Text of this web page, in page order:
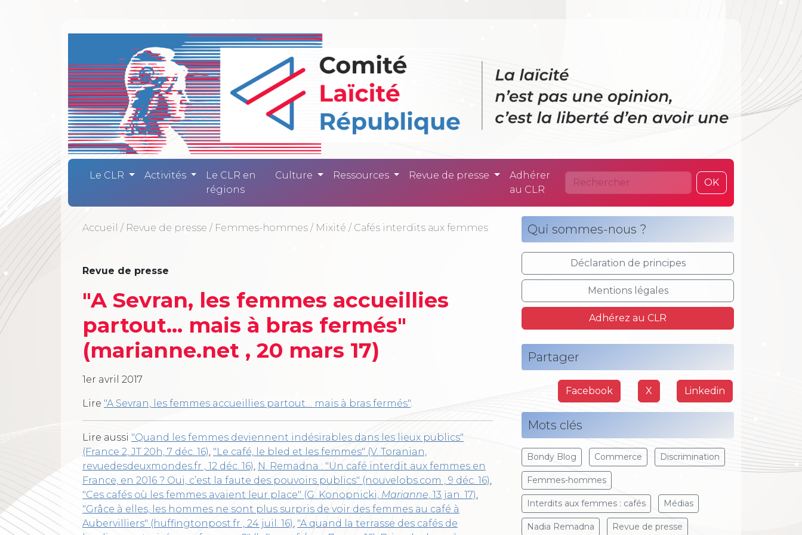
Comité Laïcité République - La laïcité
Le CLR Activités
Le CLR en
régions
Culture Ressources Revue de presse
Adhérer
au CLR
OK
Accueil / Revue de presse / Femmes-hommes / Mixité / Cafés interdits aux femmes
Revue de presse
"A Sevran, les femmes accueillies
partout… mais à bras fermés"
(marianne.net , 20 mars 17)
1er avril 2017
Lire "A Sevran, les femmes accueillies partout… mais à bras fermés".
Lire aussi "Quand les femmes deviennent indésirables dans les lieux publics"
(France 2, JT 20h, 7 déc. 16), "Le café, le bled et les femmes" (V. Toranian,
revuedesdeuxmondes.fr , 12 déc. 16), N. Remadna : "Un café interdit aux femmes en
France, en 2016 ? Oui, c’est la faute des pouvoirs publics" (nouvelobs.com , 9 déc. 16),
"Ces cafés où les femmes avaient leur place" (G. Konopnicki, Marianne, 13 jan. 17),
"Grâce à elles, les hommes ne sont plus surpris de voir des femmes au café à
Aubervilliers" (huffingtonpost.fr , 24 juil. 16), "A quand la terrasse des cafés de
Qui sommes-nous ?
Déclaration de principes
Mentions légales
Adhérez au CLR
Partager
Facebook X Linkedin
Mots clés
Bondy Blog Commerce Discrimination
Femmes-hommes
Interdits aux femmes : cafés Médias
Nadia Remadna Revue de presse